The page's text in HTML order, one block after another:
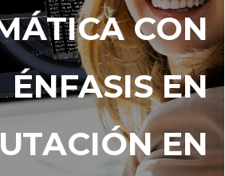
CON
ÉNFASIS EN
EN